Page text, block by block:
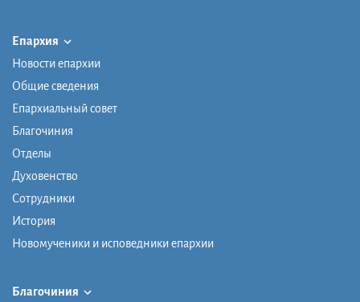
Епархия
Новости епархии
Общие сведения
Епархиальный совет
Благочиния
Отделы
Духовенство
Сотрудники
История
Новомученики и исповедники епархии
Благочиния